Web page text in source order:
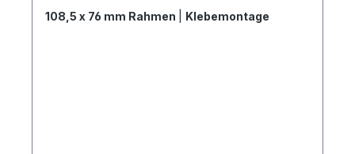
108,5 x 76 mm Rahmen Klebemontage